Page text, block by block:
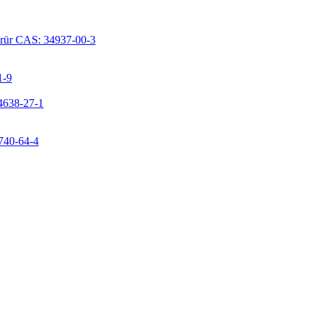
CAS: 34937-00-3
9
27-1
64-4